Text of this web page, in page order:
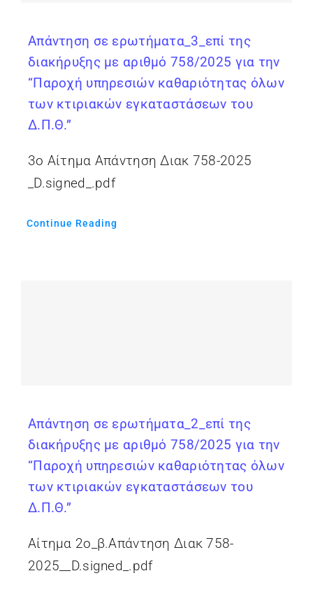
Απάντηση σε ερωτήματα_3_επί της
διακήρυξης με αριθμό 758/2025 για την
“Παροχή υπηρεσιών καθαριότητας όλων
των κτιριακών εγκαταστάσεων του
Δ.Π.Θ.”
3ο Αίτημα Απάντηση Διακ 758-2025
_D.signed_.pdf
Continue Reading
Απάντηση σε ερωτήματα_2_επί της
διακήρυξης με αριθμό 758/2025 για την
“Παροχή υπηρεσιών καθαριότητας όλων
των κτιριακών εγκαταστάσεων του
Δ.Π.Θ.”
Αίτημα 2ο_β.Απάντηση Διακ 758-
2025__D.signed_.pdf